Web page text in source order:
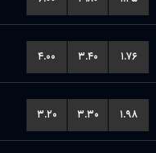
۴.۰۰ ۳.۴۰ ۱.۷۶
۳.۲۰ ۳.۳۰ ۱.۹۸